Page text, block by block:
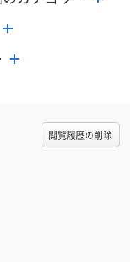
閲覧履歴の削除